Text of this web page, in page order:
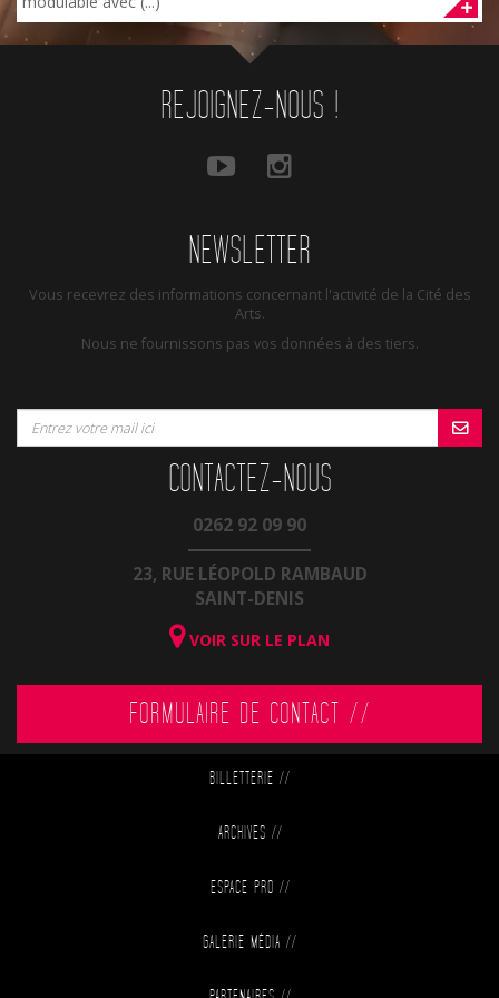
REJOIGNEZ-NOUS !
NEWSLETTER
Vous recevrez des informations concernant l'activité de la Cité des
Arts.
Nous ne fournissons pas vos données à des tiers.
CONTACTEZ-NOUS
0262 92 09 90
23, RUE LÉOPOLD RAMBAUD
SAINT-DENIS
VOIR SUR LE PLAN
FORMULAIRE DE CONTACT //
BILLETTERIE //
ARCHIVES //
ESPACE PRO //
GALERIE MÉDIA //